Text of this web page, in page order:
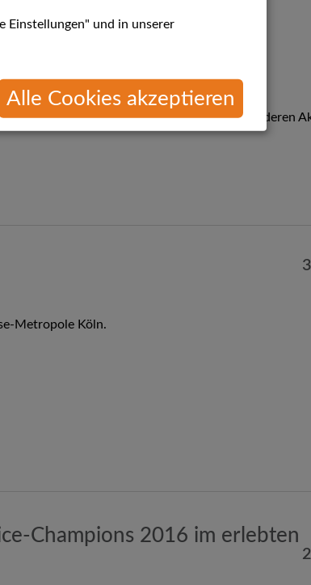
inklusive!*
Küche ab 4.000 €. Aktion ist nicht mit anderen
Metropole Köln.
Champions 2016 im erlebten
Einstellungen" und in unserer
Alle Cookies akzeptieren